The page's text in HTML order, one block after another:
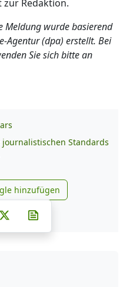
Redaktion.
Meldung wurde basierend
Agentur (dpa) erstellt. Bei
Sie sich bitte an
journalistischen Standards
zu Google
hinzufügen
Facebook
auf Whatsapp
Teilen auf Telegram
Mail teilen
Post auf X